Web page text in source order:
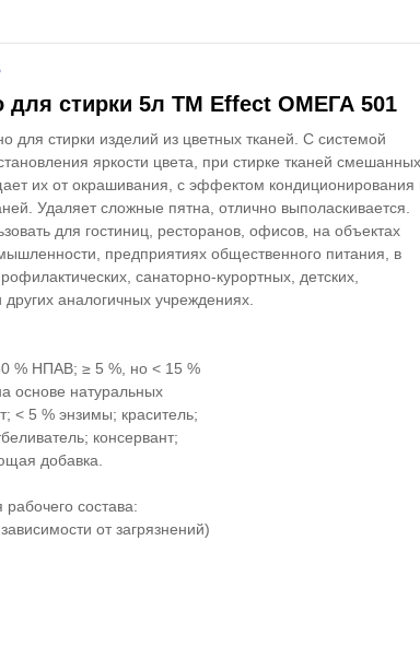
для стирки 5л ТМ Effect ОМЕГА 501
для стирки изделий из цветных тканей. С системой
яркости цвета, при стирке тканей смешанных
их от окрашивания, с эффектом кондиционирования
Удаляет сложные пятна, отлично выполаскивается.
для гостиниц, ресторанов, офисов, на объектах
предприятиях общественного питания, в
санаторно-курортных, детских,
аналогичных учреждениях.
% НПАВ; ≥ 5 %, но < 15 %
основе натуральных
< 5 % энзимы; краситель;
консервант;
добавка.
состава:
от загрязнений)